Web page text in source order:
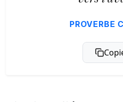
PROVERBE